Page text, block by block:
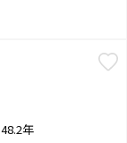
48.2年